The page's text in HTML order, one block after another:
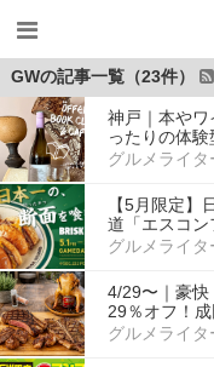
GWの記事一覧（23件）
神戸｜本や
ったりの体験
グルメライタ
【5月限定】
道「エスコ
グルメライタ
4/29〜｜豪快
29％オフ！成
グルメライタ